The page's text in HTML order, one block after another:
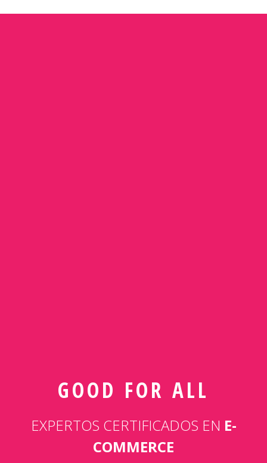
GOOD FOR ALL
EXPERTOS CERTIFICADOS EN E-
COMMERCE